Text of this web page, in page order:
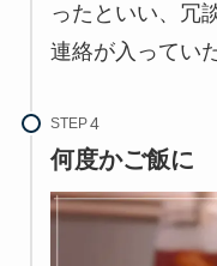
ったといい、冗
連絡が入ってい
STEP
何度かご飯に